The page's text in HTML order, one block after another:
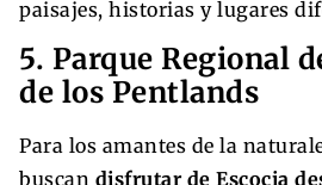
paisajes, historias y lugares
5. Parque Regional
de los Pentlands
Para los amantes de la
buscan disfrutar de Escocia